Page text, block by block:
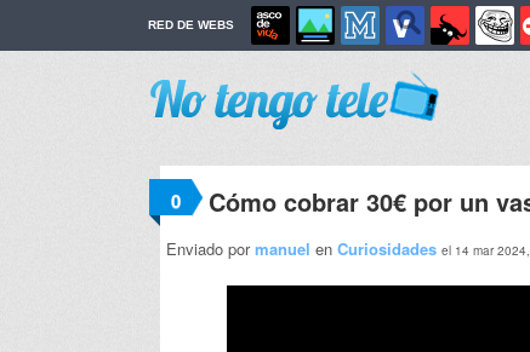
RED DE WEBS
0 Cómo cobrar 30€ por un
Enviado pormanuel en Curiosidades el 14 mar